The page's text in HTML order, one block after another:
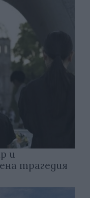
и
трагедия